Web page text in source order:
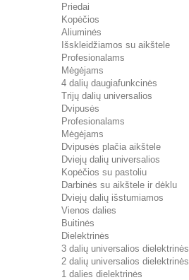
Priedai
Kopėčios
Aliuminės
Išskleidžiamos su aikštele
Profesionalams
Mėgėjams
4 dalių daugiafunkcinės
Trijų dalių universalios
Dvipusės
Profesionalams
Mėgėjams
Dvipusės plačia aikštele
Dviejų dalių universalios
Kopėčios su pastoliu
Darbinės su aikštele ir dėklu
Dviejų dalių išstumiamos
Vienos dalies
Buitinės
Dielektrinės
3 dalių universalios dielektrinės
2 dalių universalios dielektrinės
1 dalies dielektrinės